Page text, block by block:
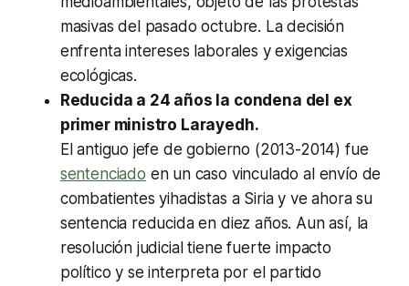
masivas del pasado octubre. La decisión
enfrenta intereses laborales y exigencias
ecológicas.
Reducida a 24 años la condena del ex
primer ministro Larayedh.
El antiguo jefe de gobierno (2013-2014) fue
sentenciado en un caso vinculado al envío de
combatientes yihadistas a Siria y ve ahora su
sentencia reducida en diez años. Aun así, la
resolución judicial tiene fuerte impacto
político y se interpreta por el partido